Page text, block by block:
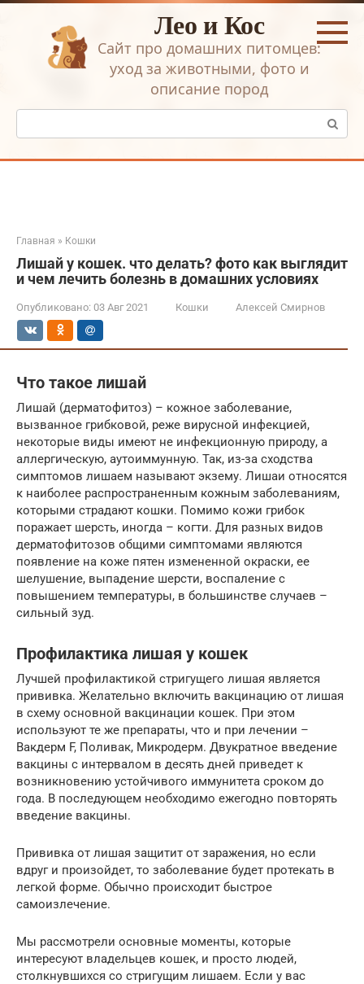
Перейти
Лео и Кос
Сайт про домашних питомцев:
уход за животными, фото и
описание пород
Поиск:
Главная » Кошки
Лишай у кошек. что делать? фото как выглядит
и чем лечить болезнь в домашних условиях
Опубликовано: 03 Авг 2021 Кошки Алексей Смирнов
Что такое лишай
Лишай (дерматофитоз) – кожное заболевание,
вызванное грибковой, реже вирусной инфекцией,
некоторые виды имеют не инфекционную природу, а
аллергическую, аутоиммунную. Так, из-за сходства
симптомов лишаем называют экзему. Лишаи относятся
к наиболее распространенным кожным заболеваниям,
которыми страдают кошки. Помимо кожи грибок
поражает шерсть, иногда – когти. Для разных видов
дерматофитозов общими симптомами являются
появление на коже пятен измененной окраски, ее
шелушение, выпадение шерсти, воспаление с
повышением температуры, в большинстве случаев –
сильный зуд.
Профилактика лишая у кошек
Лучшей профилактикой стригущего лишая является
прививка. Желательно включить вакцинацию от лишая
в схему основной вакцинации кошек. При этом
используют те же препараты, что и при лечении –
Вакдерм F, Поливак, Микродерм. Двукратное введение
вакцины с интервалом в десять дней приведет к
возникновению устойчивого иммунитета сроком до
года. В последующем необходимо ежегодно повторять
введение вакцины.
Прививка от лишая защитит от заражения, но если
вдруг и произойдет, то заболевание будет протекать в
легкой форме. Обычно происходит быстрое
самоизлечение.
Мы рассмотрели основные моменты, которые
интересуют владельцев кошек, и просто людей,
столкнувшихся со стригущим лишаем. Если у вас